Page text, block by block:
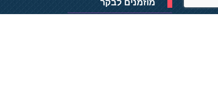
מוזמנים לבקר